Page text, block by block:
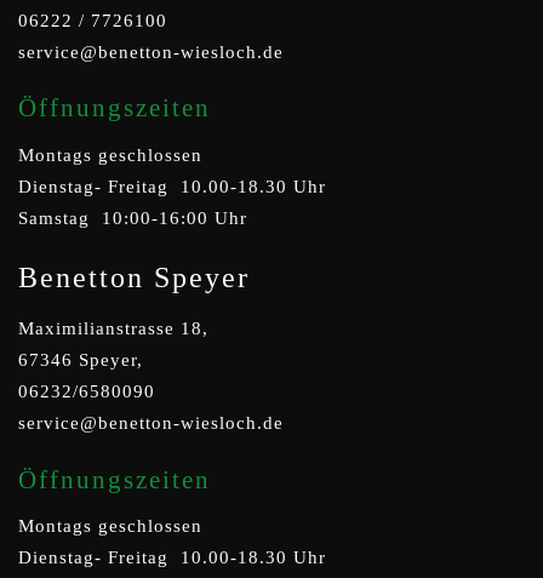
06222 / 7726100
service@benetton-wiesloch.de
Öffnungszeiten
Montags geschlossen
Dienstag- Freitag 10.00-18.30 Uhr
Samstag 10:00-16:00 Uhr
Benetton Speyer
Maximilianstrasse 18,
67346 Speyer,
06232/6580090
service@benetton-wiesloch.de
Öffnungszeiten
Montags geschlossen
Dienstag- Freitag 10.00-18.30 Uhr